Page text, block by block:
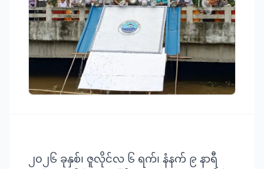
၂၀၂၆ ခုနှစ်၊ ဇူလိုင်လ ၆ ရက်၊ နံနက် ၉ နာရီ